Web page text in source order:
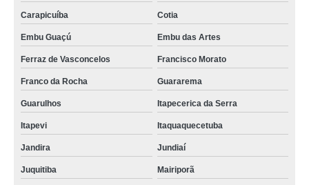
Carapicuíba Cotia
Embu Guaçú Embu das Artes
Ferraz de Vasconcelos Francisco Morato
Franco da Rocha Guararema
Guarulhos Itapecerica da Serra
Itapevi Itaquaquecetuba
Jandira Jundiaí
Juquitiba Mairiporã